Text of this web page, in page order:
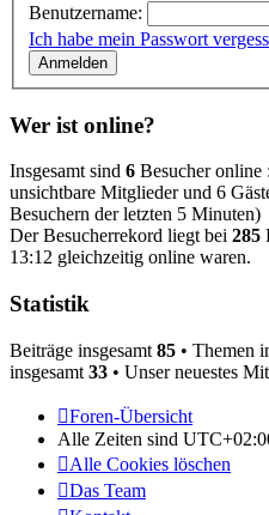
Benutzername:
Ich habe mein Passwort
Wer ist online?
Insgesamt sind 6 Besucher online
unsichtbare Mitglieder und 6
Besuchern der letzten 5 Minuten)
Der Besucherrekord liegt bei 285
13:12 gleichzeitig online waren.
Statistik
Beiträge insgesamt 85 • Themen
insgesamt 33 • Unser neuestes
Foren-Übersicht
Alle Zeiten sind
Alle Cookies löschen
Das Team